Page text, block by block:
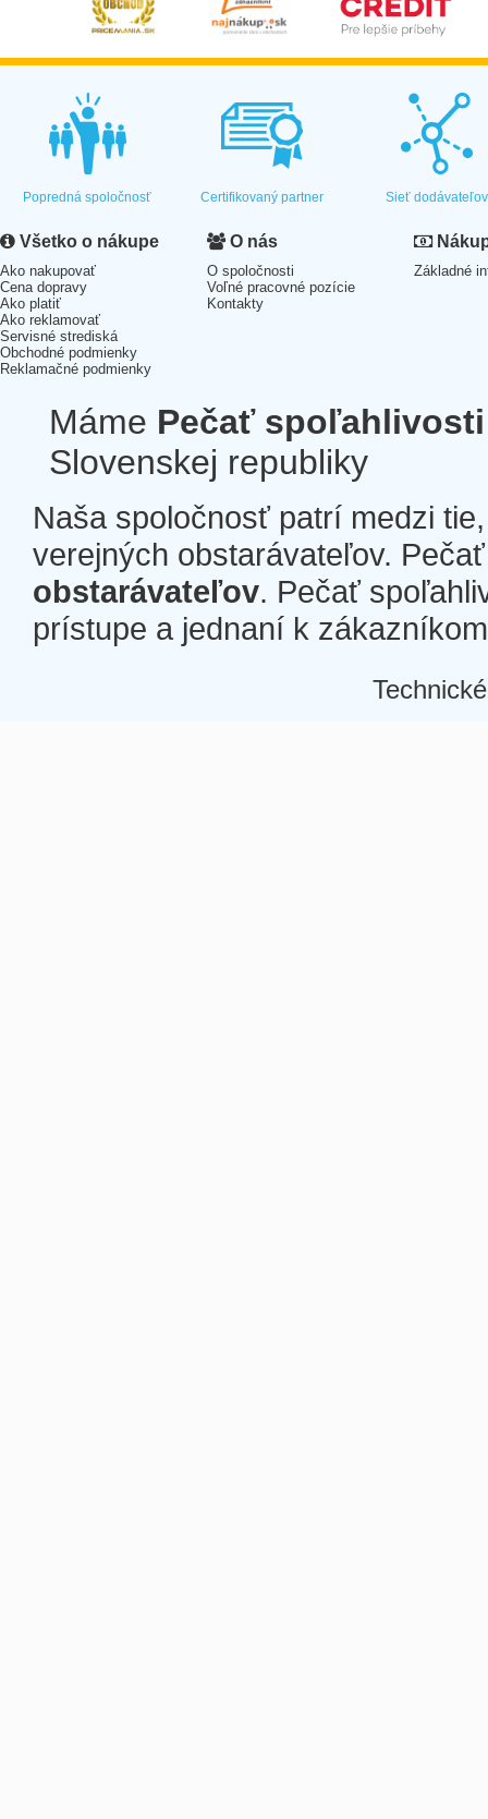
Popredná spoločnosť Certifikovaný partner Sieť dodávateľov
Všetko o nákupe
Ako nakupovať
Cena dopravy
Ako platiť
Ako reklamovať
Servisné strediská
Obchodné podmienky
Reklamačné podmienky
O nás
O spoločnosti
Voľné pracovné pozície
Kontakty
Základné
Máme Pečať spoľahlivosti
Slovenskej republiky
Naša spoločnosť patrí medzi
verejných obstarávateľov.
obstarávateľov. Pečať
prístupe a jednaní k